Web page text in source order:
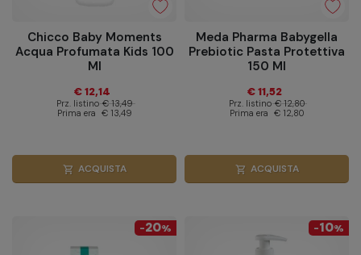
Chicco Baby Moments
Acqua Profumata Kids 100
Ml
€ 12,14
Prz. listino € 13,49
Prima era € 13,49
shopping_cart ACQUISTA
Meda Pharma Babygella
Prebiotic Pasta Protettiva
150 Ml
€ 11,52
Prz. listino € 12,80
Prima era € 12,80
shopping_cart ACQUISTA
-20% -10%